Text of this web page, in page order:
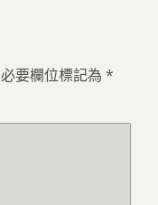
必要欄位標記為 *